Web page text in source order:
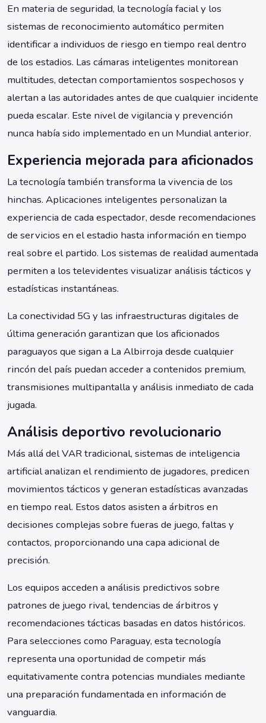
En materia de seguridad, la tecnología facial y los
sistemas de reconocimiento automático permiten
identificar a individuos de riesgo en tiempo real dentro
de los estadios. Las cámaras inteligentes monitorean
multitudes, detectan comportamientos sospechosos y
alertan a las autoridades antes de que cualquier incidente
pueda escalar. Este nivel de vigilancia y prevención
nunca había sido implementado en un Mundial anterior.
Experiencia mejorada para aficionados
La tecnología también transforma la vivencia de los
hinchas. Aplicaciones inteligentes personalizan la
experiencia de cada espectador, desde recomendaciones
de servicios en el estadio hasta información en tiempo
real sobre el partido. Los sistemas de realidad aumentada
permiten a los televidentes visualizar análisis tácticos y
estadísticas instantáneas.
La conectividad 5G y las infraestructuras digitales de
última generación garantizan que los aficionados
paraguayos que sigan a La Albirroja desde cualquier
rincón del país puedan acceder a contenidos premium,
transmisiones multipantalla y análisis inmediato de cada
jugada.
Análisis deportivo revolucionario
Más allá del VAR tradicional, sistemas de inteligencia
artificial analizan el rendimiento de jugadores, predicen
movimientos tácticos y generan estadísticas avanzadas
en tiempo real. Estos datos asisten a árbitros en
decisiones complejas sobre fueras de juego, faltas y
contactos, proporcionando una capa adicional de
precisión.
Los equipos acceden a análisis predictivos sobre
patrones de juego rival, tendencias de árbitros y
recomendaciones tácticas basadas en datos históricos.
Para selecciones como Paraguay, esta tecnología
representa una oportunidad de competir más
equitativamente contra potencias mundiales mediante
una preparación fundamentada en información de
vanguardia.